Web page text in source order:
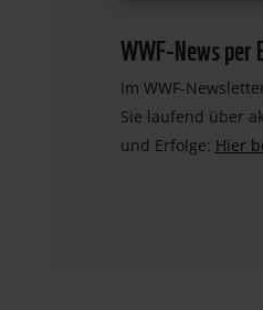
WWF-News per
Im WWF-
Sie laufend über
und Erfolge: Hier